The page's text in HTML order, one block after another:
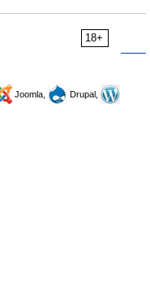
18+
Joomla,
Drupal,